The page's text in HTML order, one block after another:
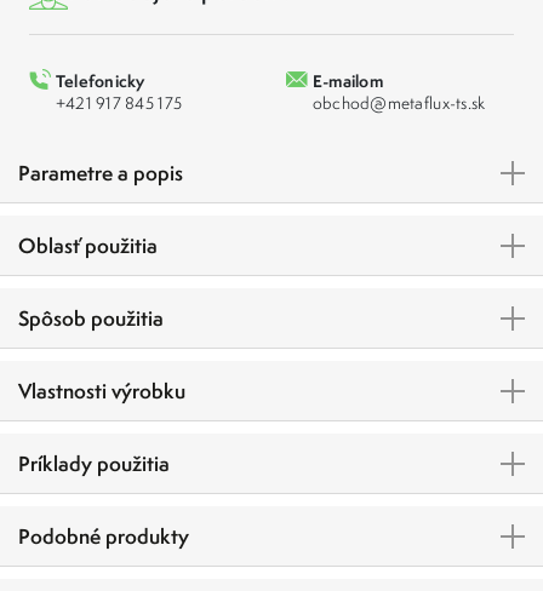
Telefonicky
+421 917 845 175
E-mailom
obchod@metaflux-ts.sk
Parametre a popis
Oblasť použitia
Spôsob použitia
Vlastnosti výrobku
Príklady použitia
Podobné produkty